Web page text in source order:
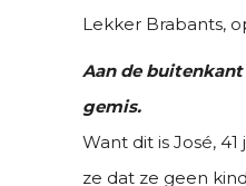
Lekker Brabants,
Aan de
gemis.
Want dit is José, 41
ze dat ze geen